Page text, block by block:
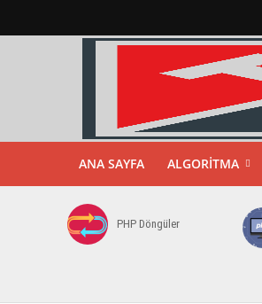
ANA SAYFA ALGORITMA
PHP Döngüler